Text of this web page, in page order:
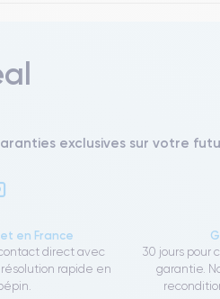
exclusives sur votre
et en France
direct avec
rapide en
30 jours pour
garantie.